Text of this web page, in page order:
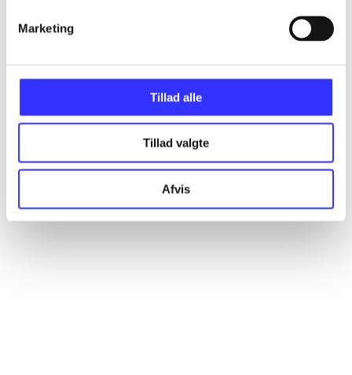
Marketing
Tillad alle
Tillad valgte
Afvis
Artikler